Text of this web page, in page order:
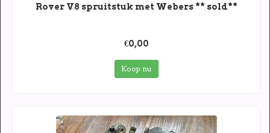
Rover V8 spruitstuk met Webers ** sold**
€0,00
Koop nu